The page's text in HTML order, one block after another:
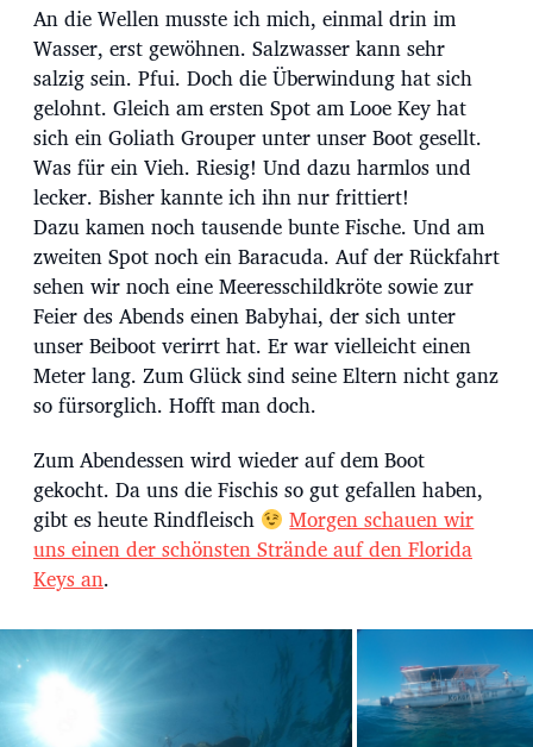
An die Wellen musste ich mich, einmal drin im
Wasser, erst gewöhnen. Salzwasser kann sehr
salzig sein. Pfui. Doch die Überwindung hat sich
gelohnt. Gleich am ersten Spot am Looe Key hat
sich ein Goliath Grouper unter unser Boot gesellt.
Was für ein Vieh. Riesig! Und dazu harmlos und
lecker. Bisher kannte ich ihn nur frittiert!
Dazu kamen noch tausende bunte Fische. Und am
zweiten Spot noch ein Baracuda. Auf der Rückfahrt
sehen wir noch eine Meeresschildkröte sowie zur
Feier des Abends einen Babyhai, der sich unter
unser Beiboot verirrt hat. Er war vielleicht einen
Meter lang. Zum Glück sind seine Eltern nicht ganz
so fürsorglich. Hofft man doch.
Zum Abendessen wird wieder auf dem Boot
gekocht. Da uns die Fischis so gut gefallen haben,
gibt es heute Rindfleisch
Morgen schauen wir
uns einen der schönsten Strände auf den Florida
Keys an.